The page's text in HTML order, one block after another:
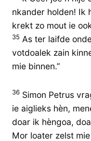
nkander holden! Ik
krekt zo mout ie
35 As ter laifde
votdoalek zain
mie binnen.”
36 Simon Petrus
ie aiglieks hèn,
doar ik hèngoa,
Mor loater zelst